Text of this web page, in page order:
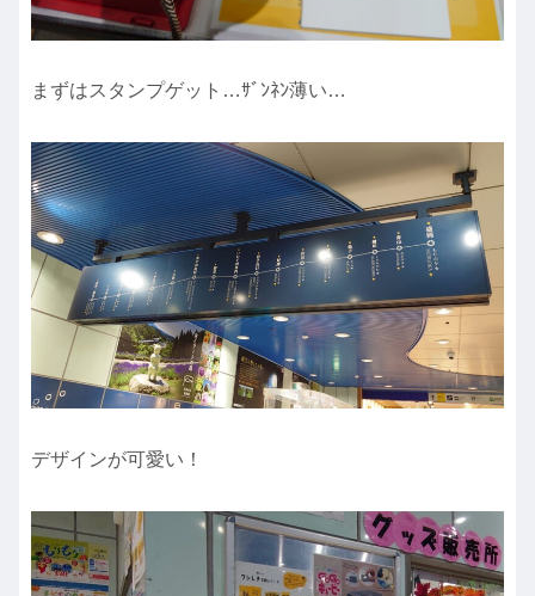
まずはスタンプゲット…ｻﾞﾝﾈﾝ薄い…
デザインが可愛い！